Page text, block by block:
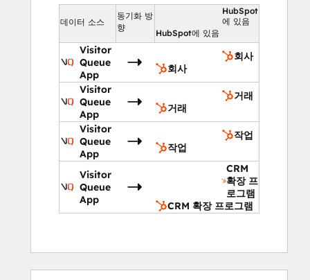
데이터 소스
동기화 방
향
HubSpot
에 있음
HubSpot에 있음
Visitor
Queue
App
회사
회사
Visitor
Queue
App
거래
거래
Visitor
Queue
App
작업
작업
Visitor
Queue
App
CRM
확장 프
로그램
CRM 확장 프로그램